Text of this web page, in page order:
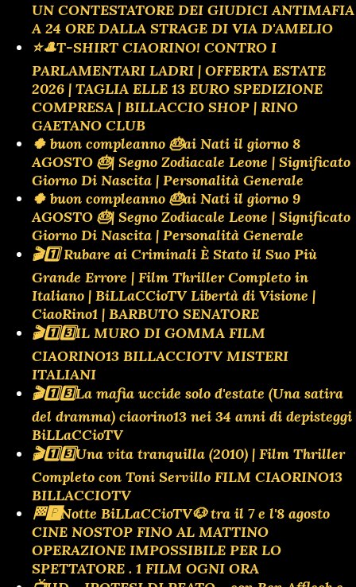
UN CONTESTATORE DEI GIUDICI ANTIMAFIA
A 24 ORE DALLA STRAGE DI VIA D'AMELIO
⭐🎩T-SHIRT CIAORINO! CONTRO I
PARLAMENTARI LADRI | OFFERTA ESTATE
2026 | TAGLIA ELLE 13 EURO SPEDIZIONE
COMPRESA | BILLACCIO SHOP | RINO
GAETANO CLUB
🍀 buon compleanno 🎂ai Nati il giorno 8
AGOSTO 🎂| Segno Zodiacale Leone | Significato
Giorno Di Nascita | Personalità Generale
🍀 buon compleanno 🎂ai Nati il giorno 9
AGOSTO 🎂| Segno Zodiacale Leone | Significato
Giorno Di Nascita | Personalità Generale
🎬1️⃣ Rubare ai Criminali È Stato il Suo Più
Grande Errore | Film Thriller Completo in
Italiano | BiLLaCCioTV Libertà di Visione |
CiaoRino1 | BARBUTO SENATORE
🎬1️⃣3️⃣IL MURO DI GOMMA FILM
CIAORINO13 BILLACCIOTV MISTERI
ITALIANI
🎬1️⃣3️⃣La mafia uccide solo d'estate (Una satira
del dramma) ciaorino13 nei 34 anni di depisteggi
BiLLaCCioTV
🎬1️⃣3️⃣Una vita tranquilla (2010) | Film Thriller
Completo con Toni Servillo FILM CIAORINO13
BILLACCIOTV
🏁🅿️Notte BiLLaCCioTV🐶 tra il 7 e l'8 agosto
CINE NOSTOP FINO AL MATTINO
OPERAZIONE IMPOSSIBILE PER LO
SPETTATORE . 1 FILM OGNI ORA